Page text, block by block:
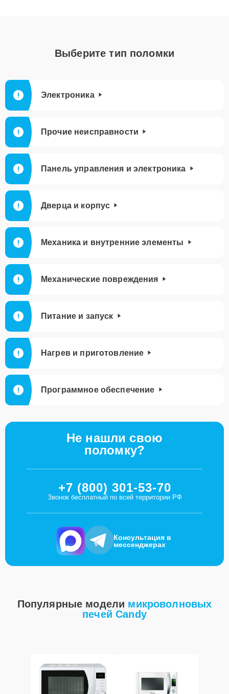
Выберите тип поломки
Электроника
Прочие неисправности
Панель управления и электроника
Дверца и корпус
Механика и внутренние элементы
Механические повреждения
Питание и запуск
Нагрев и приготовление
Программное обеспечение
Не нашли свою
поломку?
+7 (800) 301-53-70
Звонок бесплатный по всей территории РФ
Консультация в
мессенджерах
Популярные модели микроволновых
печей Candy